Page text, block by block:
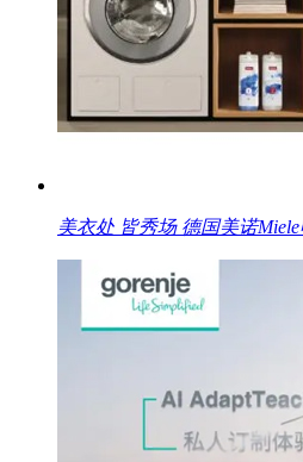
美衣处 皆秀场 德国美诺